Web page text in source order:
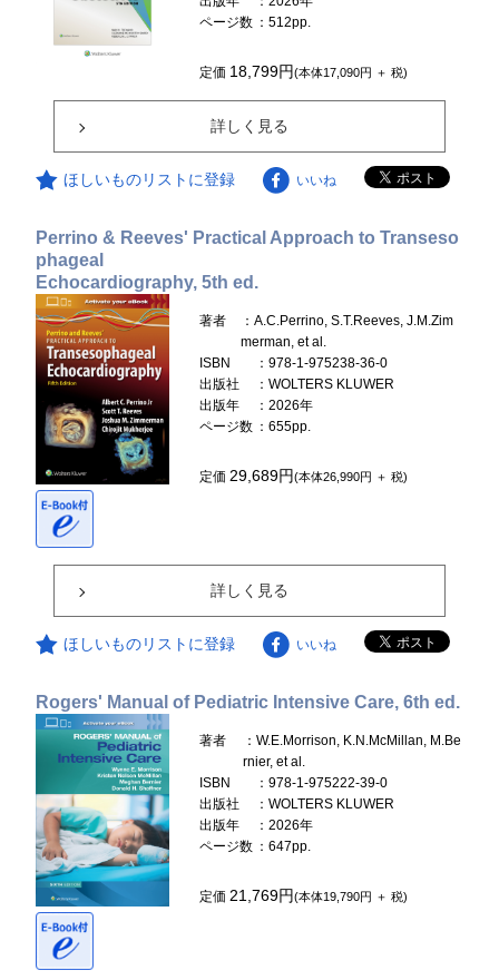
ページ数 ：512pp.
定価 18,799円(本体17,090円 ＋ 税)
詳しく見る
ほしいものリストに登録 いいね
Perrino & Reeves' Practical Approach to Transeso
phageal
Echocardiography, 5th ed.
著者
：A.C.Perrino, S.T.Reeves, J.M.Zim
merman, et al.
ISBN
：978-1-975238-36-0
出版社
：WOLTERS KLUWER
出版年
：2026年
ページ数 ：655pp.
定価29,689円(本体26,990円 ＋ 税)
詳しく見る
ほしいものリストに登録 いいね
Rogers' Manual of Pediatric Intensive Care, 6th ed.
著者
：W.E.Morrison, K.N.McMillan, M.Be
rnier, et al.
ISBN
：978-1-975222-39-0
出版社
：WOLTERS KLUWER
出版年
：2026年
ページ数 ：647pp.
定価21,769円(本体19,790円 ＋ 税)